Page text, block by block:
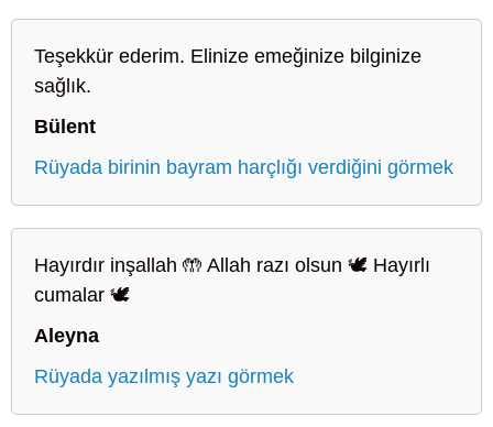
Teşekkür ederim. Elinize emeğinize bilginize
sağlık.
Bülent
Rüyada birinin bayram harçlığı verdiğini görmek
Hayırdır inşallah 🤲 Allah razı olsun 🕊️ Hayırlı
cumalar 🕊️
Aleyna
Rüyada yazılmış yazı görmek